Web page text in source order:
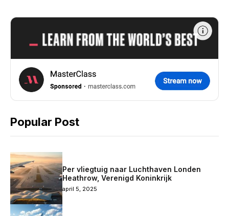
Popular Post
Per vliegtuig naar Luchthaven Londen
Heathrow, Verenigd Koninkrijk
april 5, 2025